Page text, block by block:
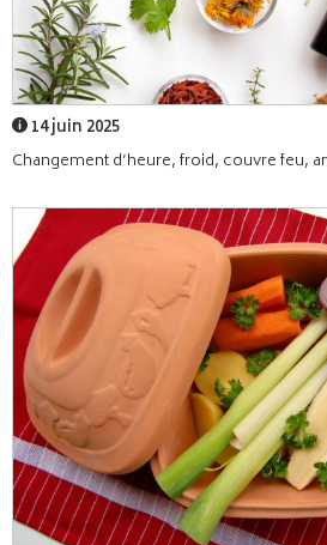
14 juin 2025
Changement d’heure, froid, couvre feu,